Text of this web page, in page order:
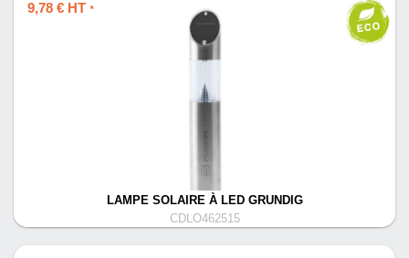
9,78 € HT *
LAMPE SOLAIRE À LED GRUNDIG
CDLO462515